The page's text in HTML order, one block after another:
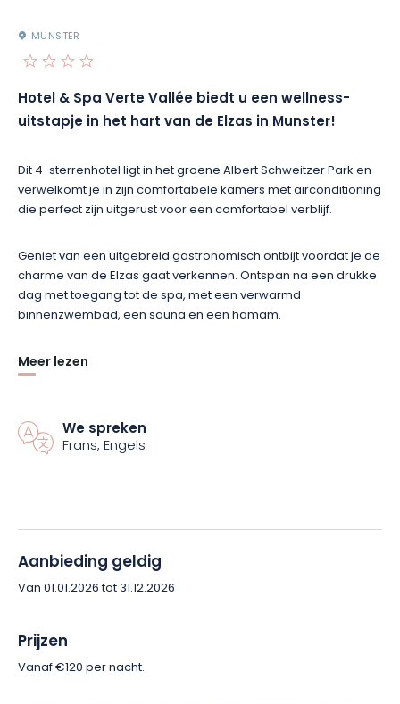
MUNSTER
Hotel & Spa Verte Vallée biedt u een wellness-
uitstapje in het hart van de Elzas in Munster!
Dit 4-sterrenhotel ligt in het groene Albert Schweitzer Park en
verwelkomt je in zijn comfortabele kamers met airconditioning
die perfect zijn uitgerust voor een comfortabel verblijf.
Geniet van een uitgebreid gastronomisch ontbijt voordat je de
charme van de Elzas gaat verkennen. Ontspan na een drukke
dag met toegang tot de spa, met een verwarmd
binnenzwembad, een sauna en een hamam.
Tegen een extra vergoeding kunt u dineren in het met een Bib
Gourmand bekroonde restaurant Les Grands Arbres. Het
seizoensproducten.
Meer lezen
We spreken
Frans, Engels
Aanbieding geldig
Van 01.01.2026 tot 31.12.2026
Prijzen
Vanaf €120 per nacht.